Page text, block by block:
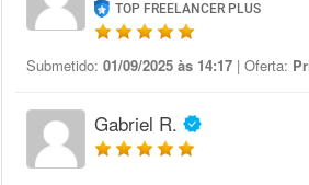
TOP FREELANCER PLUS
Submetido: 01/09/2025 às 14:17 | Oferta:
Gabriel R.